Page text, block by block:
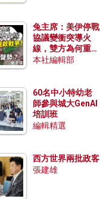
兔主席：美伊停戰
協議變衝突導火
線，雙方為何重啟
戰爭？伊朗一早洞
本社編輯部
60名中小特幼老
師參與城大GenAI
培訓班
編輯精選
西方世界兩批政客
張建雄